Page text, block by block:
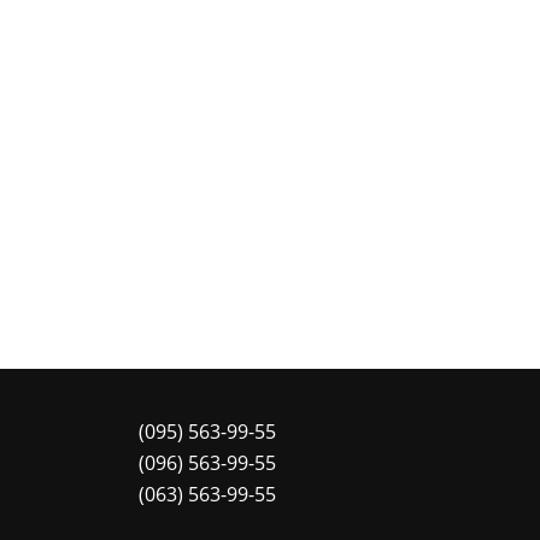
(095) 563-99-55
(096) 563-99-55
(063) 563-99-55